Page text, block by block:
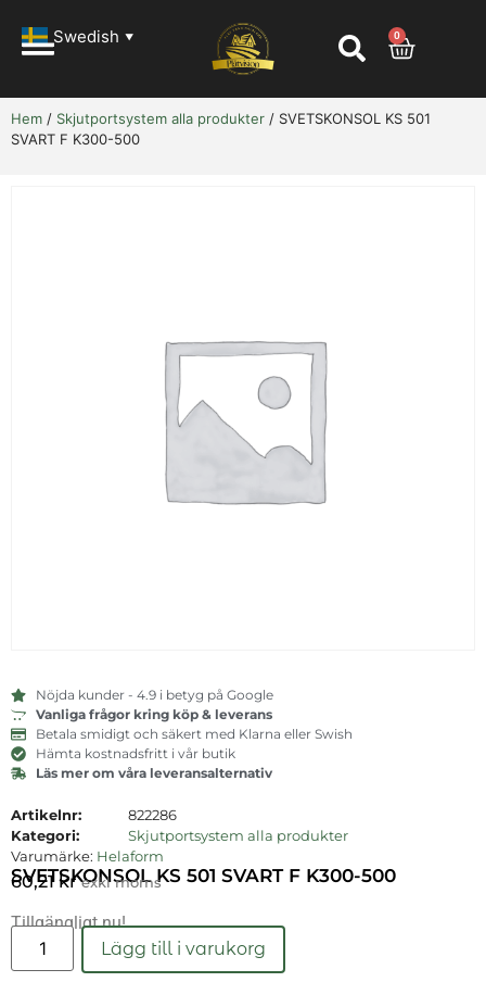
Swedish ▼ 0
Hem / Skjutportsystem alla produkter / SVETSKONSOL KS 501
SVART F K300-500
Nöjda kunder - 4.9 i betyg på Google
Vanliga frågor kring köp & leverans
Betala smidigt och säkert med Klarna eller Swish
Hämta kostnadsfritt i vår butik
Läs mer om våra leveransalternativ
Artikelnr:
822286
Kategori:
Skjutportsystem alla produkter
Varumärke: Helaform
SVETSKONSOL KS 501 SVART F K300-500
60,21kr exkl moms
Tillgängligt nu!
Läs mer
Lägg till i varukorg